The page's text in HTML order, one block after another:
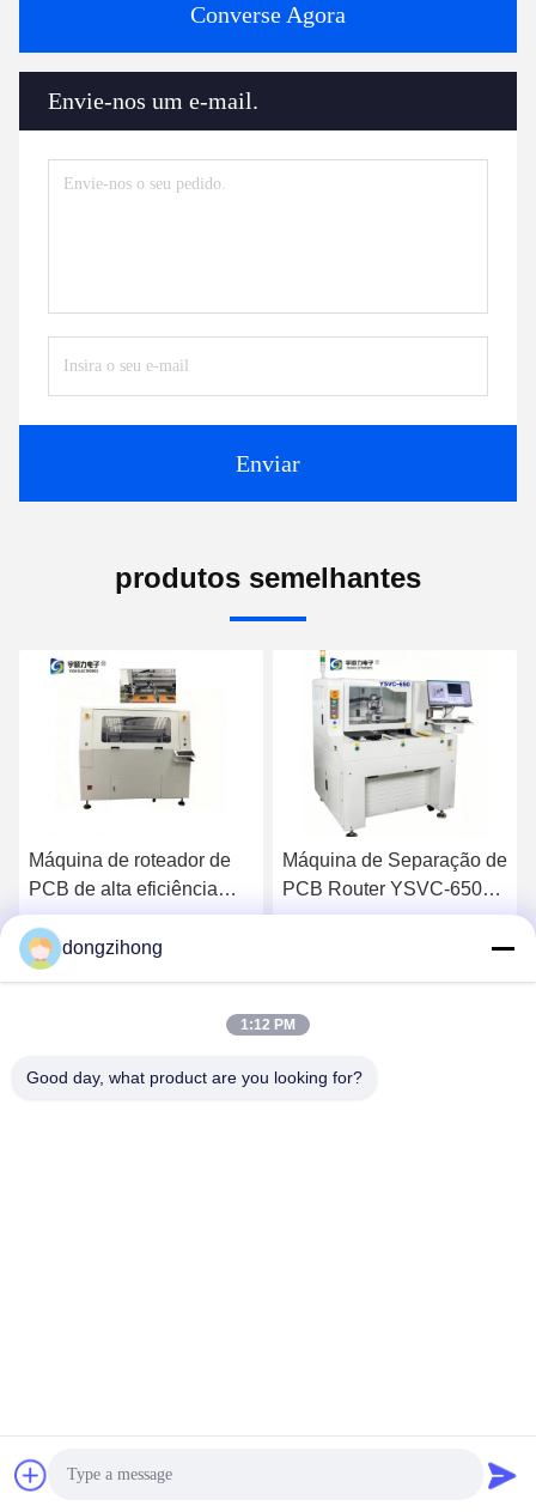
Converse Agora
Envie-nos um e-mail.
Enviar
produtos semelhantes
Máquina de roteador de
PCB de alta eficiência
com formato de
processamento máximo
de 610 mm x 500 mm e
Máquina de Separação de
PCB Router YSVC-650
com Precisão de Corte de
Technology Co.,Ltd Todos os direitos reservados.
dongzihong
1:12 PM
Good day, what product are you looking for?